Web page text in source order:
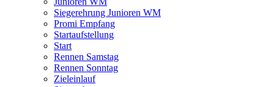
Siegerehrung Junioren WM
Promi Empfang
Startaufstellung
Start
Rennen Samstag
Rennen Sonntag
Zieleinlauf